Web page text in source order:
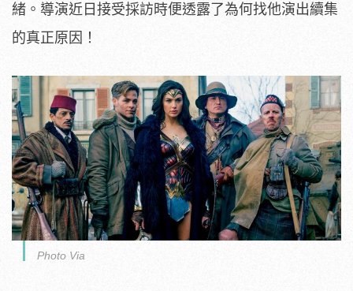
緒。導演近日接受採訪時便透露了為何找他演出續集
的真正原因！
Photo Via